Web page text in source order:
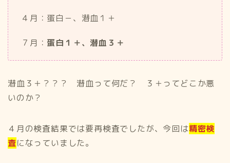
４月：蛋白－、潜血１＋
７月： 蛋白１＋、潜血３＋
潜血３＋？？？ 潜血って何だ？ ３＋ってどこか悪
いのか？
４月の検査結果では要再検査でしたが、今回は精密検
査になっていました。